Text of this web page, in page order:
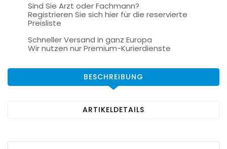
Sind Sie Arzt oder Fachmann?
Registrieren Sie sich hier für die reservierte
Preisliste
Schneller Versand in ganz Europa
Wir nutzen nur Premium-Kurierdienste
BESCHREIBUNG
ARTIKELDETAILS